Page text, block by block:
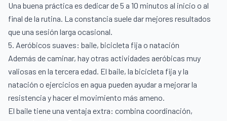
Una buena práctica es dedicar de 5 a 10 minutos al inicio o al
final de la rutina. La constancia suele dar mejores resultados
que una sesión larga ocasional.
5. Aeróbicos suaves: baile, bicicleta fija o natación
Además de caminar, hay otras actividades aeróbicas muy
valiosas en la tercera edad. El baile, la bicicleta fija y la
natación o ejercicios en agua pueden ayudar a mejorar la
resistencia y hacer el movimiento más ameno.
El baile tiene una ventaja extra: combina coordinación,